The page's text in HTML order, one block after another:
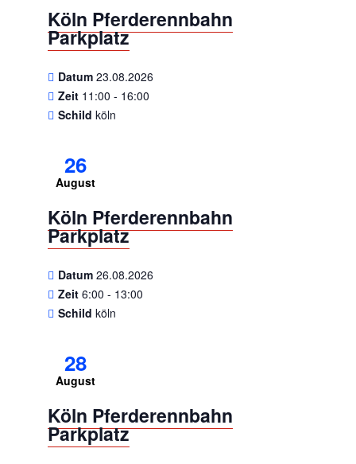
Köln Pferderennbahn
Parkplatz
Datum 23.08.2026
Zeit 11:00 - 16:00
Schild köln
26
August
Köln Pferderennbahn
Parkplatz
Datum 26.08.2026
Zeit 6:00 - 13:00
Schild köln
28
August
Köln Pferderennbahn
Parkplatz